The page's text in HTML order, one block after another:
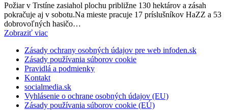
Požiar v Trstíne zasiahol plochu približne 130 hektárov a zásah
pokračuje aj v sobotu.Na mieste pracuje 17 príslušníkov HaZZ a 53
dobrovoľných hasičo…
Zobraziť viac
Zásady ochrany osobných údajov pre web infoden.sk
Zásady používania súborov cookie
Pravidlá a podmienky
Kontakt
socialmedia.sk
Vyhlásenie o ochrane osobných údajov (EU)
Zásady používania súborov cookie (EÚ)